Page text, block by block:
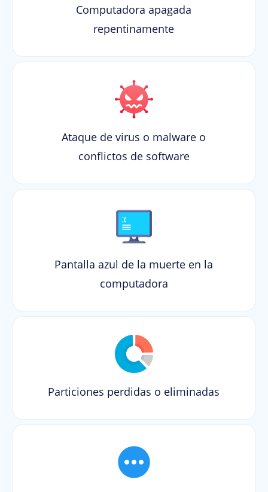
Computadora apagada
repentinamente
Ataque de virus o malware o
conflictos de software
Pantalla azul de la muerte en la
computadora
Particiones perdidas o eliminadas